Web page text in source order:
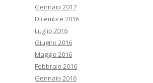
Gennaio 2017
Dicembre 2016
Luglio 2016
Giugno 2016
Maggio 2016
Febbraio 2016
Gennaio 2016